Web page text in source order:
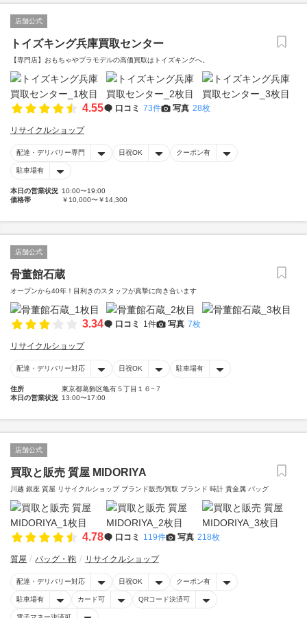
店舗公式
トイズキング兵庫買取センター
【専門店】おもちゃやプラモデルの高価買取はトイズキングへ。‎
4.55 口コミ 73件 写真 28枚
リサイクルショップ
配達・デリバリー専門 日祝OK クーポン有
駐車場有
本日の営業状況 10:00〜19:00
価格帯
￥10,000〜￥14,300
店舗公式
骨董館石蔵
オープンから40年！目利きのスタッフが真摯に向き合います
3.34 口コミ 1件 写真 7枚
リサイクルショップ
配達・デリバリー対応 日祝OK 駐車場有
住所
東京都葛飾区亀有５丁目１６−７
本日の営業状況 13:00〜17:00
店舗公式
買取と販売 質屋 MIDORIYA
川越 銀座 質屋 リサイクルショップ ブランド販売/買取 ブランド 時計 貴金属 バッグ
4.78 口コミ 119件 写真 218枚
質屋 バッグ・鞄 リサイクルショップ
配達・デリバリー対応 日祝OK クーポン有
駐車場有 カード可 QRコード決済可